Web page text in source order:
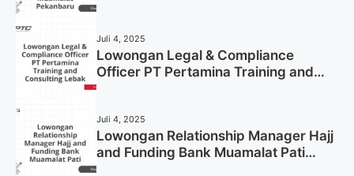
Juli 4, 2025
Lowongan Legal & Compliance
Officer PT Pertamina Training and
Juli 4, 2025
Lowongan Relationship Manager Hajj
and Funding Bank Muamalat Pati